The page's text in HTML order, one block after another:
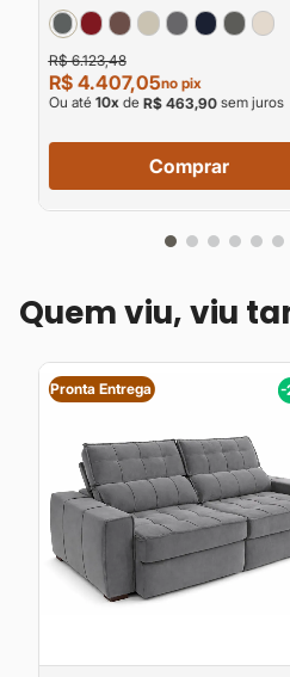
R$ 6.123,48
R$ 4.407,05no pix
Ou até 10xde R$ 463,90sem juros
Comprar
Quem viu, viu
Pronta Entrega -